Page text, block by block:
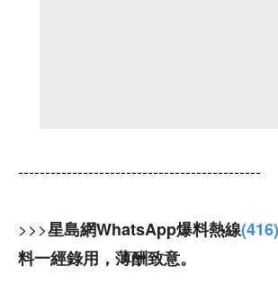
---------------------------------------------
>>>星島網WhatsApp爆料熱線
料一經錄用，薄酬致意。